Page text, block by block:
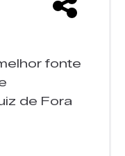
fonte
de Fora